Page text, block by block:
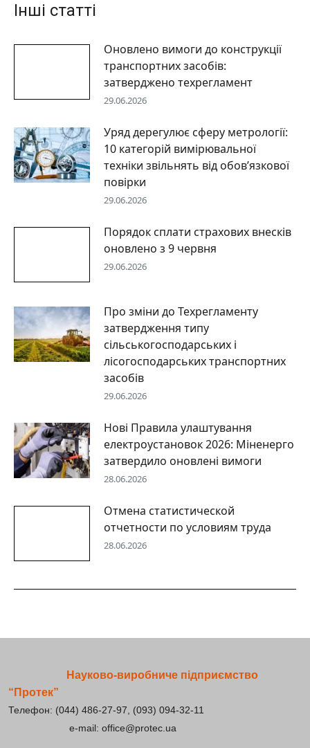
Інші статті
Оновлено вимоги до конструкції
транспортних засобів:
затверджено техрегламент
29.06.2026
Уряд дерегулює сферу метрології:
10 категорій вимірювальної
техніки звільнять від обов’язкової
повірки
29.06.2026
Порядок сплати страхових внесків
оновлено з 9 червня
29.06.2026
Про зміни до Техрегламенту
затвердження типу
сільськогосподарських і
лісогосподарських транспортних
засобів
29.06.2026
Нові Правила улаштування
електроустановок 2026: Міненерго
затвердило оновлені вимоги
28.06.2026
Отмена статистической
отчетности по условиям труда
28.06.2026
Науково-виробниче підприємство
“Протек”
Телефон: (044) 486-27-97, (093) 094-32-11
e-mail: office@protec.ua